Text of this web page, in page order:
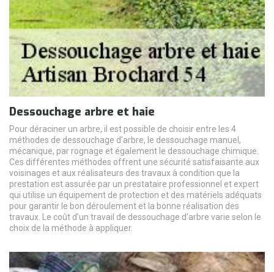
Dessouchage arbre et haie
Pour déraciner un arbre, il est possible de choisir entre les 4
méthodes de dessouchage d’arbre, le dessouchage manuel,
mécanique, par rognage et également le dessouchage chimique.
Ces différentes méthodes offrent une sécurité satisfaisante aux
voisinages et aux réalisateurs des travaux à condition que la
prestation est assurée par un prestataire professionnel et expert
qui utilise un équipement de protection et des matériels adéquats
pour garantir le bon déroulement et la bonne réalisation des
travaux. Le coût d’un travail de dessouchage d’arbre varie selon le
choix de la méthode à appliquer.